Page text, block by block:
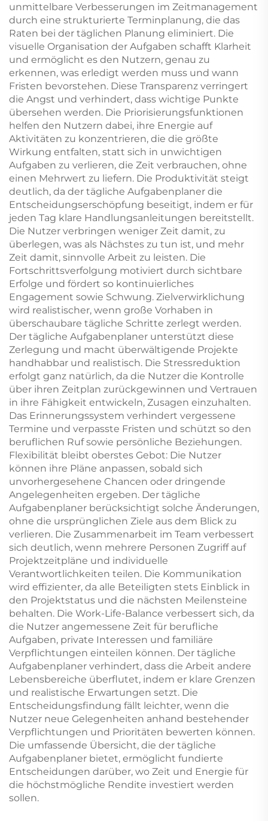
unmittelbare Verbesserungen im Zeitmanagement
durch eine strukturierte Terminplanung, die das
Raten bei der täglichen Planung eliminiert. Die
visuelle Organisation der Aufgaben schafft Klarheit
und ermöglicht es den Nutzern, genau zu
erkennen, was erledigt werden muss und wann
Fristen bevorstehen. Diese Transparenz verringert
die Angst und verhindert, dass wichtige Punkte
übersehen werden. Die Priorisierungsfunktionen
helfen den Nutzern dabei, ihre Energie auf
Aktivitäten zu konzentrieren, die die größte
Wirkung entfalten, statt sich in unwichtigen
Aufgaben zu verlieren, die Zeit verbrauchen, ohne
einen Mehrwert zu liefern. Die Produktivität steigt
deutlich, da der tägliche Aufgabenplaner die
Entscheidungserschöpfung beseitigt, indem er für
jeden Tag klare Handlungsanleitungen bereitstellt.
Die Nutzer verbringen weniger Zeit damit, zu
überlegen, was als Nächstes zu tun ist, und mehr
Zeit damit, sinnvolle Arbeit zu leisten. Die
Fortschrittsverfolgung motiviert durch sichtbare
Erfolge und fördert so kontinuierliches
Engagement sowie Schwung. Zielverwirklichung
wird realistischer, wenn große Vorhaben in
überschaubare tägliche Schritte zerlegt werden.
Der tägliche Aufgabenplaner unterstützt diese
Zerlegung und macht überwältigende Projekte
handhabbar und realistisch. Die Stressreduktion
erfolgt ganz natürlich, da die Nutzer die Kontrolle
über ihren Zeitplan zurückgewinnen und Vertrauen
in ihre Fähigkeit entwickeln, Zusagen einzuhalten.
Das Erinnerungssystem verhindert vergessene
Termine und verpasste Fristen und schützt so den
beruflichen Ruf sowie persönliche Beziehungen.
Flexibilität bleibt oberstes Gebot: Die Nutzer
können ihre Pläne anpassen, sobald sich
unvorhergesehene Chancen oder dringende
Angelegenheiten ergeben. Der tägliche
Aufgabenplaner berücksichtigt solche Änderungen,
ohne die ursprünglichen Ziele aus dem Blick zu
verlieren. Die Zusammenarbeit im Team verbessert
sich deutlich, wenn mehrere Personen Zugriff auf
Projektzeitpläne und individuelle
Verantwortlichkeiten teilen. Die Kommunikation
wird effizienter, da alle Beteiligten stets Einblick in
den Projektstatus und die nächsten Meilensteine
behalten. Die Work-Life-Balance verbessert sich, da
die Nutzer angemessene Zeit für berufliche
Aufgaben, private Interessen und familiäre
Verpflichtungen einteilen können. Der tägliche
Aufgabenplaner verhindert, dass die Arbeit andere
Lebensbereiche überflutet, indem er klare Grenzen
und realistische Erwartungen setzt. Die
Entscheidungsfindung fällt leichter, wenn die
Nutzer neue Gelegenheiten anhand bestehender
Verpflichtungen und Prioritäten bewerten können.
Die umfassende Übersicht, die der tägliche
Aufgabenplaner bietet, ermöglicht fundierte
Entscheidungen darüber, wo Zeit und Energie für
die höchstmögliche Rendite investiert werden
sollen.